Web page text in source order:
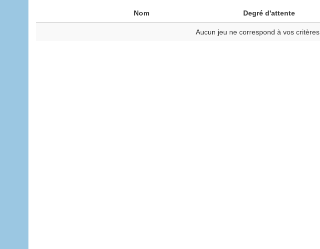
Nom Degré d'attente
Aucun jeu ne correspond à vos critères.